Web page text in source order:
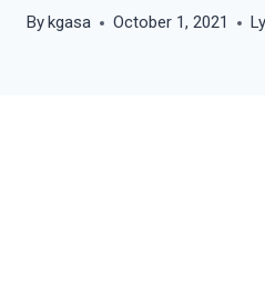
Bykgasa October 1, 2021